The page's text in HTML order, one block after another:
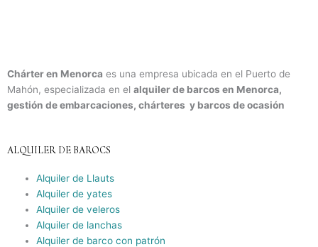
Chárter en Menorca es una empresa ubicada en el Puerto de
Mahón, especializada en el alquiler de barcos en Menorca,
gestión de embarcaciones, chárteres y barcos de ocasión
ALQUILER DE BAROCS
Alquiler de Llauts
Alquiler de yates
Alquiler de veleros
Alquiler de lanchas
Alquiler de barco con patrón